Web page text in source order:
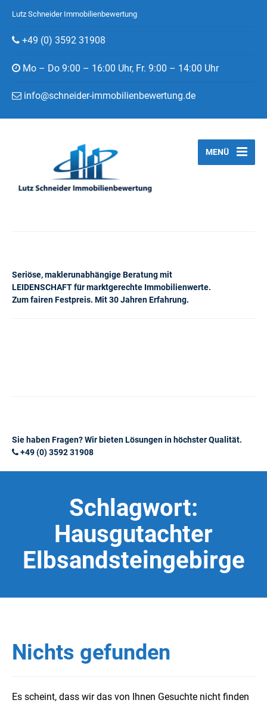
Lutz Schneider Immobilienbewertung
+49 (0) 3592 31908
Mo – Do 9:00 – 16:00 Uhr, Fr. 9:00 – 14:00 Uhr
info@schneider-immobilienbewertung.de
Seriöse, maklerunabhängige Beratung mit
LEIDENSCHAFT für marktgerechte Immobilienwerte.
Zum fairen Festpreis. Mit 30 Jahren Erfahrung.
MENÜ
Sie haben Fragen? Wir bieten Lösungen in höchster Qualität.
+49 (0) 3592 31908
Schlagwort:
Hausgutachter
Elbsandsteingebirge
Nichts gefunden
Es scheint, dass wir das von Ihnen Gesuchte nicht finden